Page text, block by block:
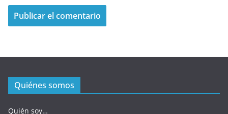
Quiénes somos
Quién soy…